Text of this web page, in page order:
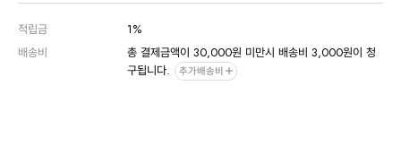
적립금
1%
배송비
총 결제금액이 30,000원 미만시 배송비 3,000원이 청
구됩니다.
추가배송비